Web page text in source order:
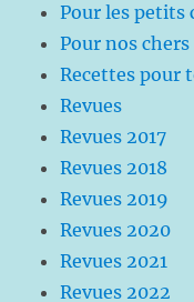
Pour les petits
Pour nos
Recettes pour
Revues
Revues 2017
Revues 2018
Revues 2019
Revues 2020
Revues 2021
Revues 2022